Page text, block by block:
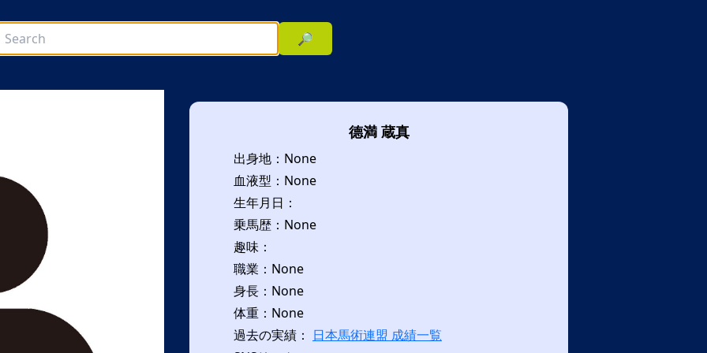
🔎
德満 蔵真
出身地：None
血液型：None
生年月日：
乗馬歴：None
趣味：
職業：None
身長：None
体重：None
過去の実績： 日本馬術連盟 成績一覧